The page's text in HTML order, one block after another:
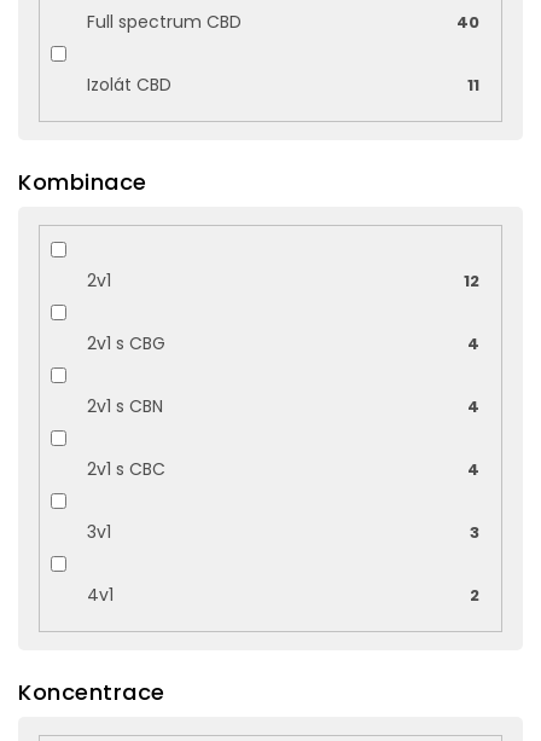
Full spectrum CBD 40
Izolát CBD 11
Kombinace
2v1 12
2v1 s CBG 4
2v1 s CBN 4
2v1 s CBC 4
3v1 3
4v1 2
Koncentrace